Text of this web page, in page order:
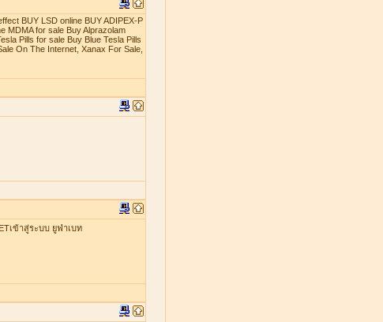
BUY LSD online BUY ADIPEX-P
MDMA for sale Buy Alprazolam
Pills for sale Buy Blue Tesla Pills
On The Internet, Xanax For Sale,
เข้าสู่ระบบ ยูฟ่าเบท